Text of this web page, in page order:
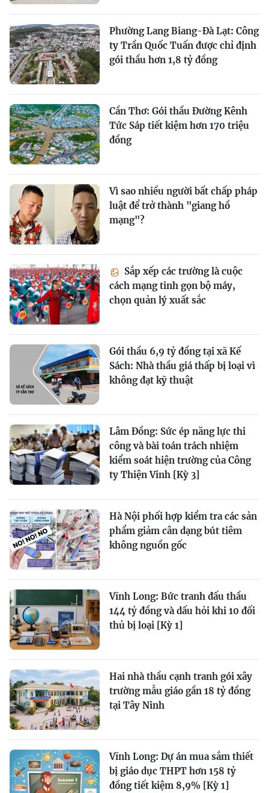
Phường Lang Biang-Đà Lạt: Công
ty Trần Quốc Tuấn được chỉ định
gói thầu hơn 1,8 tỷ đồng
Cần Thơ: Gói thầu Đường Kênh
Tức Sáp tiết kiệm hơn 170 triệu
đồng
Vì sao nhiều người bất chấp pháp
luật để trở thành "giang hồ
mạng"?
Sắp xếp các trường là cuộc
cách mạng tinh gọn bộ máy,
chọn quản lý xuất sắc
Gói thầu 6,9 tỷ đồng tại xã Kế
Sách: Nhà thầu giá thấp bị loại vì
không đạt kỹ thuật
Lâm Đồng: Sức ép năng lực thi
công và bài toán trách nhiệm
kiểm soát hiện trường của Công
ty Thiện Vinh [Kỳ 3]
Hà Nội phối hợp kiểm tra các sản
phẩm giảm cân dạng bút tiêm
không nguồn gốc
Vĩnh Long: Bức tranh đấu thầu
144 tỷ đồng và dấu hỏi khi 10 đối
thủ bị loại [Kỳ 1]
Hai nhà thầu cạnh tranh gói xây
trường mẫu giáo gần 18 tỷ đồng
tại Tây Ninh
Vĩnh Long: Dự án mua sắm thiết
bị giáo dục THPT hơn 158 tỷ
đồng tiết kiệm 8,9% [Kỳ 1]